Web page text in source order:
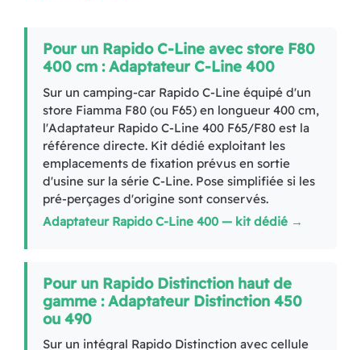
Pour un Rapido C-Line avec store F80
400 cm : Adaptateur C-Line 400
Sur un camping-car Rapido C-Line équipé d'un
store Fiamma F80 (ou F65) en longueur 400 cm,
l'Adaptateur Rapido C-Line 400 F65/F80 est la
référence directe. Kit dédié exploitant les
emplacements de fixation prévus en sortie
d'usine sur la série C-Line. Pose simplifiée si les
pré-perçages d'origine sont conservés.
Adaptateur Rapido C-Line 400 — kit dédié →
Pour un Rapido Distinction haut de
gamme : Adaptateur Distinction 450
ou 490
Sur un intégral Rapido Distinction avec cellule